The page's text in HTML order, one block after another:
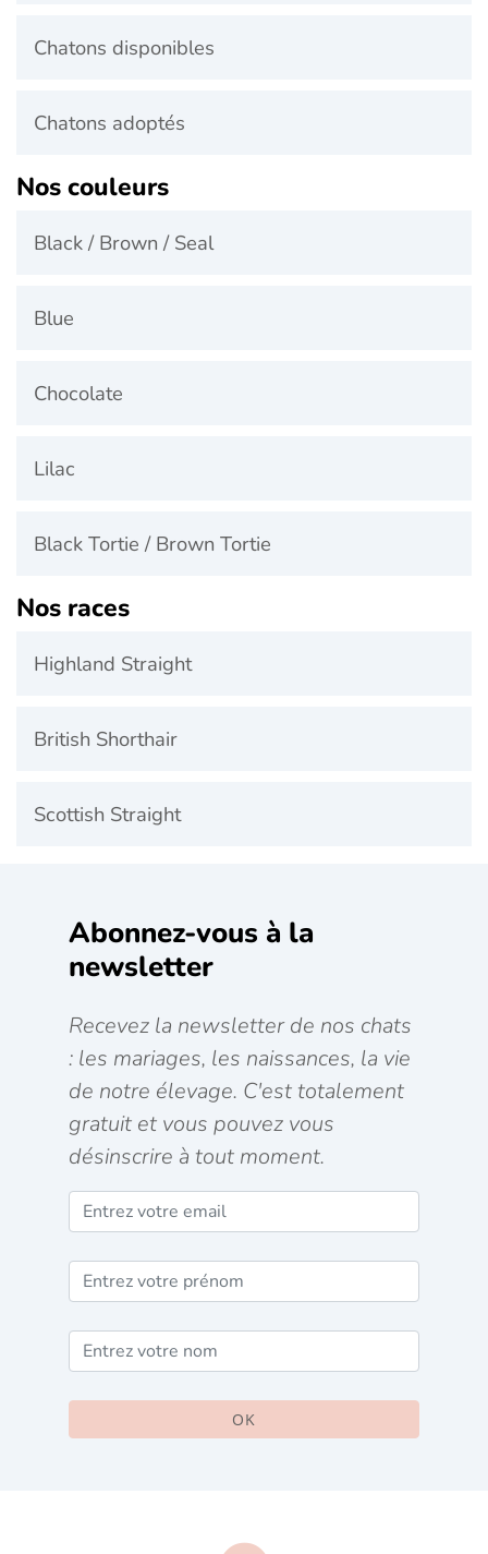
Chatons disponibles
Chatons adoptés
Nos couleurs
Black / Brown / Seal
Blue
Chocolate
Lilac
Black Tortie / Brown Tortie
Nos races
Highland Straight
British Shorthair
Scottish Straight
Abonnez-vous à la
newsletter
Recevez la newsletter de nos chats
: les mariages, les naissances, la vie
de notre élevage. C'est totalement
gratuit et vous pouvez vous
désinscrire à tout moment.
OK